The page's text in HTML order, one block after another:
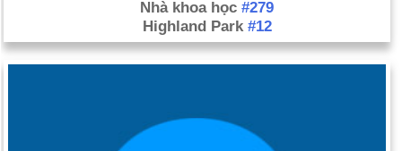
Nhà khoa học #279
Highland Park #12